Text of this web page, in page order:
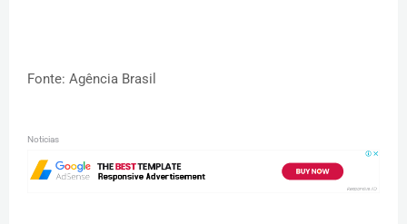
Fonte: Agência Brasil
Noticias